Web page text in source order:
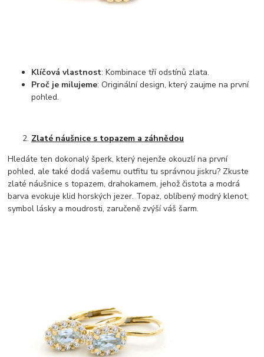
Klíčová vlastnost: Kombinace tří odstínů zlata.
Proč je milujeme: Originální design, který zaujme na první
pohled.
Zlaté náušnice s topazem a záhnědou
Hledáte ten dokonalý šperk, který nejenže okouzlí na první
pohled, ale také dodá vašemu outfitu tu správnou jiskru? Zkuste
zlaté náušnice s topazem, drahokamem, jehož čistota a modrá
barva evokuje klid horských jezer. Topaz, oblíbený modrý klenot,
symbol lásky a moudrosti, zaručeně zvýší váš šarm.